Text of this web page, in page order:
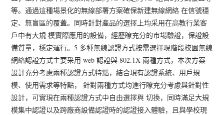
等。通過這種場景化的無線部署方案確保新建無線網絡 在信號穩
定、無盲區的覆蓋。同時針對產品的選擇上均采用在高教行業客
戶中有大規 模實際應用的設備，經歷瞭充分的市場驗證，保證設
備質量，穩定運行。5 多種無線認證方式按需選擇現階段校園無線
網絡認證方式主要采用 web 認證與 802.1X 兩種方式，本次方案
設計充分考慮兩種認證方式特點，結合現有認證系統、用戶規
模、使用需求等特點， 針對兩種方式均進行瞭充分考慮與針對性
設計，可實現在兩種認證方式中自由選擇與 切換，同時滿足大規
模集中認證以及跨廠商設備認證時的認證接入體驗，且與學校現